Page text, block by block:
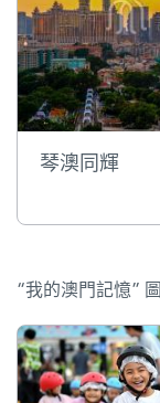
琴澳同輝